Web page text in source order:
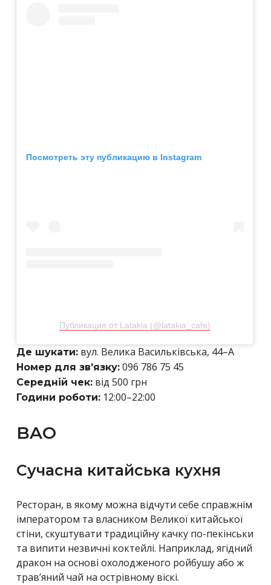
Посмотреть эту публикацию в Instagram
Публикация от Latakia (@latakia_cafe)
Де шукати: вул. Велика Васильківська, 44–А
Номер для зв’язку: 096 786 75 45
Середній чек: від 500 грн
Години роботи: 12:00–22:00
BAO
Сучасна китайська кухня
Ресторан, в якому можна відчути себе справжнім
імператором та власником Великої китайської
стіни, скуштувати традиційну качку по-пекінськи
та випити незвичні коктейлі. Наприклад, ягідний
дракон на основі охолодженого ройбушу або ж
трав’яний чай на острівному віскі.